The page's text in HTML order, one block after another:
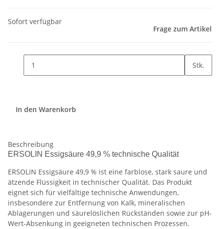
Sofort verfügbar
Frage zum Artikel
Stk.
In den Warenkorb
Beschreibung
ERSOLIN Essigsäure 49,9 % technische Qualität
ERSOLIN Essigsäure 49,9 % ist eine farblose, stark saure und
ätzende Flüssigkeit in technischer Qualität. Das Produkt
eignet sich für vielfältige technische Anwendungen,
insbesondere zur Entfernung von Kalk, mineralischen
Ablagerungen und säurelöslichen Rückständen sowie zur pH-
Wert-Absenkung in geeigneten technischen Prozessen.